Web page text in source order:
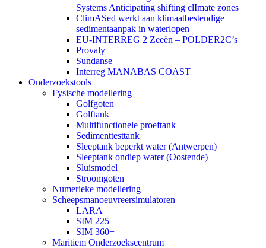
Systems Anticipating shifting clImate zones
ClimASed werkt aan klimaatbestendige
sedimentaanpak in waterlopen
EU-INTERREG 2 Zeeën – POLDER2C’s
Provaly
Sundanse
Interreg MANABAS COAST
Onderzoekstools
Fysische modellering
Golfgoten
Golftank
Multifunctionele proeftank
Sedimenttesttank
Sleeptank beperkt water (Antwerpen)
Sleeptank ondiep water (Oostende)
Sluismodel
Stroomgoten
Numerieke modellering
Scheepsmanoeuvreersimulatoren
LARA
SIM 225
SIM 360+
Maritiem Onderzoekscentrum